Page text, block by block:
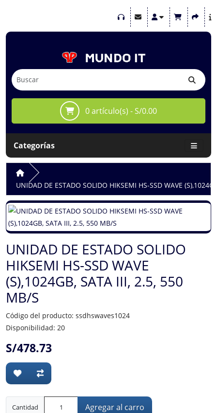
0 artículo(s) - S/0.00
Categorías
UNIDAD DE ESTADO SOLIDO HIKSEMI HS-SSD WAVE
UNIDAD DE ESTADO SOLIDO
HIKSEMI HS-SSD WAVE
(S),1024GB, SATA III, 2.5, 550
MB/S
Código del producto: ssdhswaves1024
Disponibilidad: 20
S/478.73
Cantidad Agregar al carro